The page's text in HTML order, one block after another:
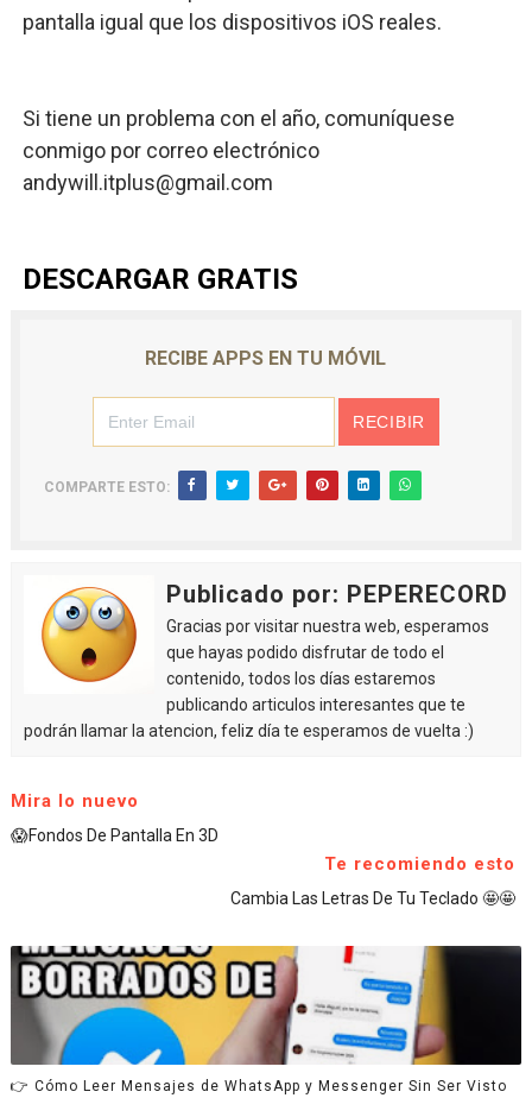
pantalla igual que los dispositivos iOS reales.
Si tiene un problema con el año, comuníquese
conmigo por correo electrónico
andywill.itplus@gmail.com
DESCARGAR GRATIS
RECIBE APPS EN TU MÓVIL
COMPARTE ESTO:
Publicado por: PEPERECORD
Gracias por visitar nuestra web, esperamos
que hayas podido disfrutar de todo el
contenido, todos los días estaremos
publicando articulos interesantes que te
podrán llamar la atencion, feliz día te esperamos de vuelta :)
Mira lo nuevo
😱Fondos De Pantalla En 3D
Te recomiendo esto
Cambia Las Letras De Tu Teclado 🤩🤩
👉 Cómo Leer Mensajes de WhatsApp y Messenger Sin Ser Visto